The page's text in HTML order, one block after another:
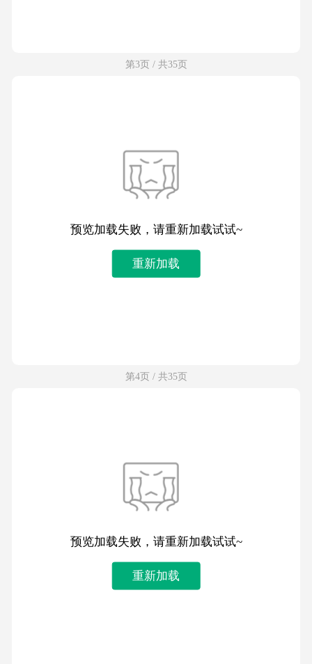
第3页 / 共35页
预览加载失败，请重新加载试试~
重新加载
第4页 / 共35页
预览加载失败，请重新加载试试~
重新加载